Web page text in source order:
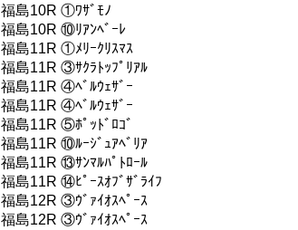
福島10R ①ﾜｻﾞﾓﾉ
福島10R ⑩ﾘｱﾝﾍﾞｰﾚ
福島11R ①ﾒﾘｰｸﾘｽﾏｽ
福島11R ③ｻｸﾗﾄｯﾌﾟﾘｱﾙ
福島11R ④ﾍﾞﾙｳｪｻﾞｰ
福島11R ④ﾍﾞﾙｳｪｻﾞｰ
福島11R ⑤ﾎﾟｯﾄﾞﾛｺﾞ
福島11R ⑩ﾙｰｼﾞｭｱﾍﾞﾘｱ
福島11R ⑬ｻﾝﾏﾙﾊﾟﾄﾛｰﾙ
福島11R ⑭ﾋﾟｰｽｵﾌﾞｻﾞﾗｲﾌ
福島12R ③ｳﾞｧｲｵｽﾍﾟｰｽ
福島12R ③ｳﾞｧｲｵｽﾍﾟｰｽ